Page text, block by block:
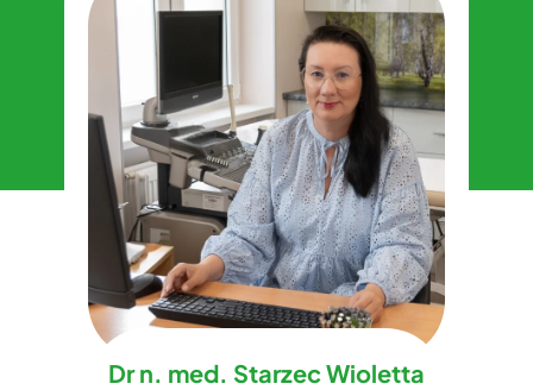
Dr n. med. Starzec Wioletta